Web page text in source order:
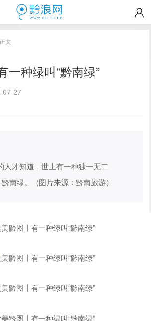
正文
一种绿叫“黔南绿”
07-27
人才知道，世上有一种独一无二
黔南绿。（图片来源：黔南旅游）